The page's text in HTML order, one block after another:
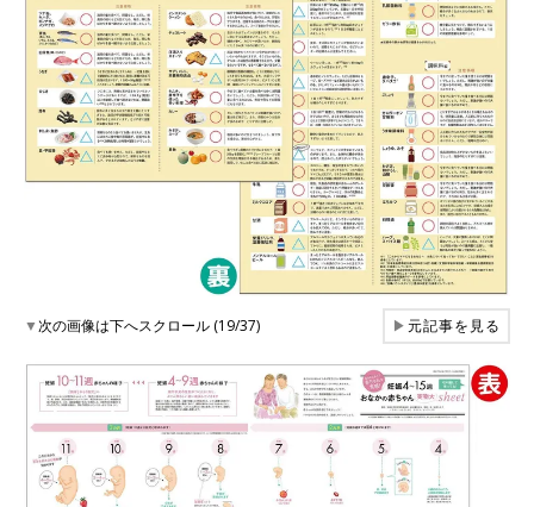
▼次の画像は下へスクロール (19/37) ▶元記事を見る